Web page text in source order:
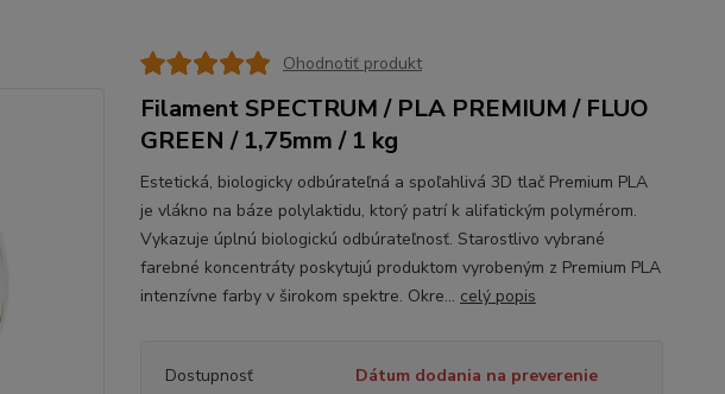
Ohodnotiť produkt
Filament SPECTRUM / PLA PREMIUM / FLUO
GREEN / 1,75mm / 1 kg
Estetická, biologicky odbúrateľná a spoľahlivá 3D tlač Premium PLA
je vlákno na báze polylaktidu, ktorý patrí k alifatickým polymérom.
Vykazuje úplnú biologickú odbúrateľnosť. Starostlivo vybrané
farebné koncentráty poskytujú produktom vyrobeným z Premium PLA
intenzívne farby v širokom spektre. Okre... celý popis
Dostupnosť Dátum dodania na preverenie